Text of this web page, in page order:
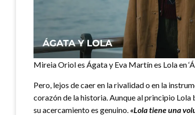
Mireia Oriol es Ágata y Eva Martín es Lola en
Pero, lejos de caer en la rivalidad o en la
corazón de la historia. Aunque al principio
su acercamiento es genuino. «Lola tiene una